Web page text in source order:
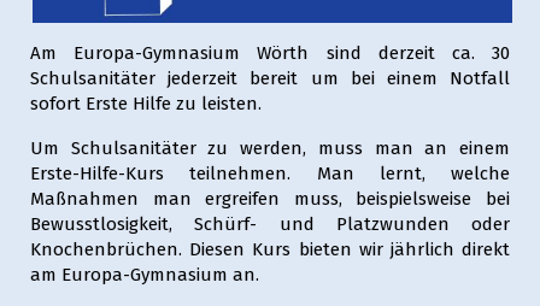
Am Europa-Gymnasium Wörth sind derzeit ca. 30
Schulsanitäter jederzeit bereit um bei einem Notfall
sofort Erste Hilfe zu leisten.
Um Schulsanitäter zu werden, muss man an einem
Erste-Hilfe-Kurs teilnehmen. Man lernt, welche
Maßnahmen man ergreifen muss, beispielsweise bei
Bewusstlosigkeit, Schürf- und Platzwunden oder
Knochenbrüchen. Diesen Kurs bieten wir jährlich direkt
am Europa-Gymnasium an.